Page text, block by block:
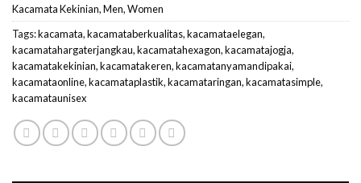
Kacamata Kekinian,Men,Women
Tags:kacamata,kacamataberkualitas,kacamataelegan,
kacamatahargaterjangkau,kacamatahexagon,kacamatajogja,
kacamatakekinian,kacamatakeren,kacamatanyamandipakai,
kacamataonline,kacamataplastik,kacamataringan,kacamatasimple,
kacamataunisex